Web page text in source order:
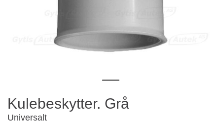
Kulebeskytter. Grå
Universalt